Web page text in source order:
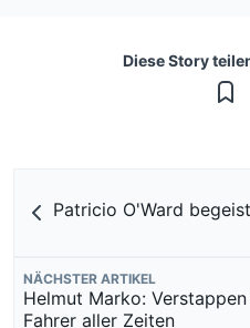
Diese Story
Patricio O'Ward
NÄCHSTER ARTIKEL
Helmut Marko:
Fahrer aller Zeiten